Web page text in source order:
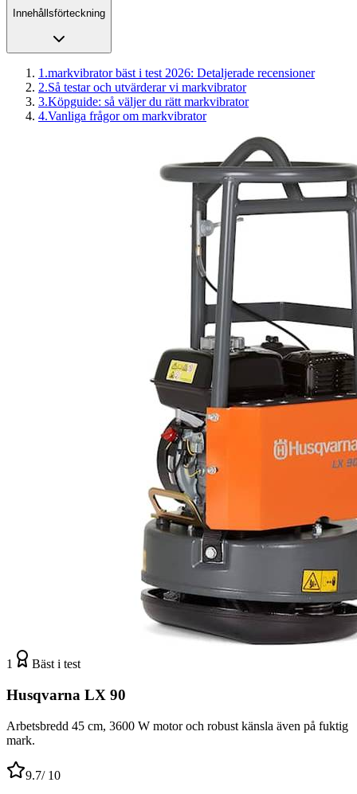
Innehållsförteckning
1 .markvibrator bäst i test 2026: Detaljerade recensioner
2.Så testar och utvärderar vi markvibrator
3.Köpguide: så väljer du rätt markvibrator
4.Vanliga frågor om markvibrator
1 Bäst i test
Husqvarna LX 90
Arbetsbredd 45 cm, 3600 W motor och robust känsla även på fuktig
mark.
9.7/ 10